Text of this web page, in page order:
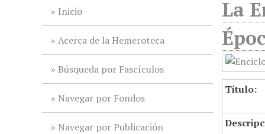
Inicio
Acerca de la Hemeroteca
Búsqueda por Fascículos
Navegar por Fondos
Navegar por Publicación
La
Título: